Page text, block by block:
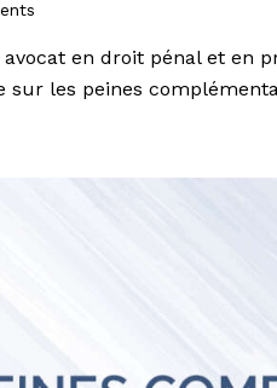
avocat en droit pénal et en
sur les peines